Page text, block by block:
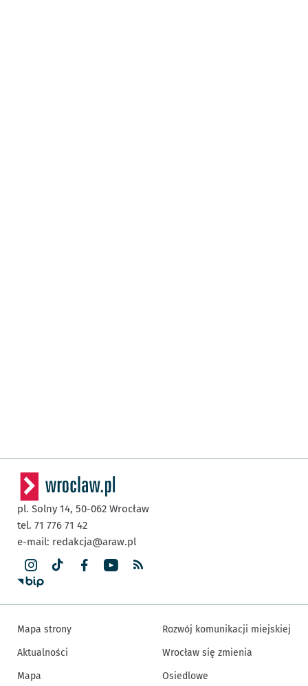
pl. Solny 14, 50-062 Wrocław
tel. 71 776 71 42
e-mail: redakcja@araw.pl
Mapa strony
Aktualności
Mapa
Rozwój komunikacji miejskiej
Wrocław się zmienia
Osiedlowe